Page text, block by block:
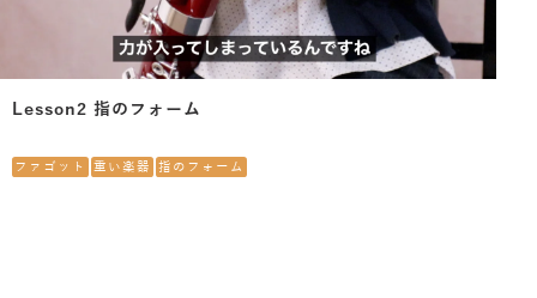
Lesson2 指のフォーム
ファゴット 重い楽器 指のフォーム